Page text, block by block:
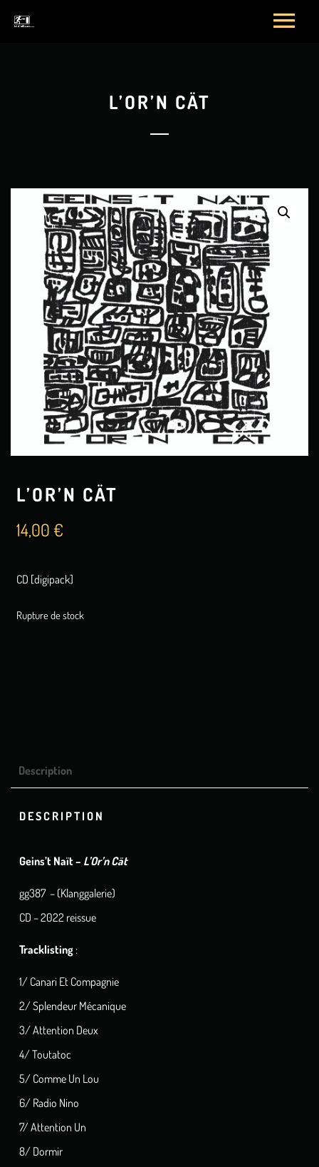
L’OR’N CÄT
L’OR’N CÄT
14,00€
CD [digipack]
Rupture de stock
Description
DESCRIPTION
Geins’t Naït – L’Or’n Cät
gg387 – (Klanggalerie)
CD – 2022 reissue
Tracklisting :
1/ Canari Et Compagnie
2/ Splendeur Mécanique
3/ Attention Deux
4/ Toutatoc
5/ Comme Un Lou
6/ Radio Nino
7/ Attention Un
8/ Dormir